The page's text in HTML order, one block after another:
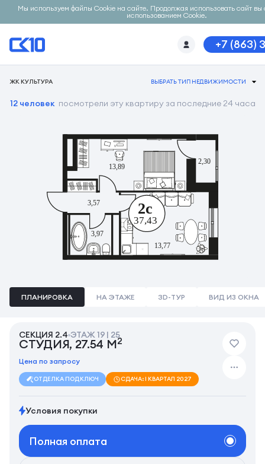
Мы используем файлы Cookie на сайте. Продолжая использовать сайт вы
использованием Cookie.
+7 (863)
ЖК КУЛЬТУРА ВЫБРАТЬ ТИП НЕДВИЖИМОСТИ
12 человек посмотрели эту квартиру за последние 24 часа
ПЛАНИРОВКА НА ЭТАЖЕ 3D-ТУР ВИД ИЗ ОКНА
СЕКЦИЯ 2.4 ЭТАЖ 19 | 25
СТУДИЯ, 27.54 М2
Цена по запросу
ОТДЕЛКА ПОД КЛЮЧ СДАЧА: I КВАРТАЛ 2027
Условия покупки
Полная оплата